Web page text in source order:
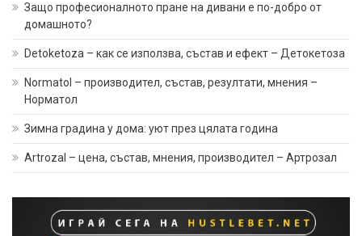
Защо професионалното пране на дивани е по-добро от
домашното?
Detoketoza – как се използва, състав и ефект – Детокетоза
Normatol – производител, състав, резултати, мнения –
Норматол
Зимна градина у дома: уют през цялата година
Artrozal – цена, състав, мнения, производител – Артрозал